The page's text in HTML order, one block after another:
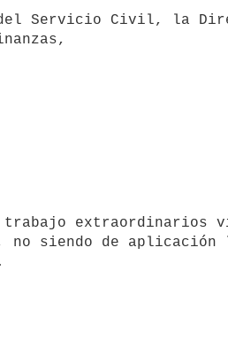
no siendo de